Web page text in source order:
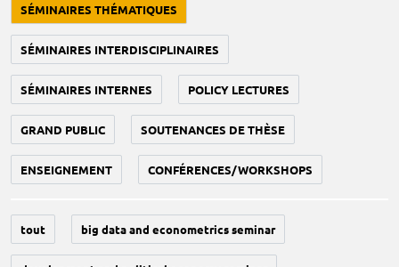
SÉMINAIRES THÉMATIQUES
SÉMINAIRES INTERDISCIPLINAIRES
SÉMINAIRES INTERNES POLICY LECTURES
GRAND PUBLIC SOUTENANCES DE THÈSE
ENSEIGNEMENT CONFÉRENCES/WORKSHOPS
tout big data and econometrics seminar